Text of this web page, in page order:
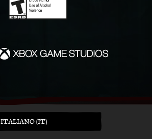
ITALIANO (IT)